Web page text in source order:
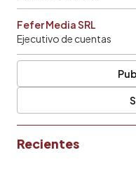
Fefer Media SRL
Ejecutivo de cuentas
Recientes